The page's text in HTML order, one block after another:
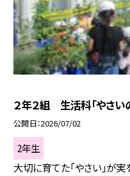
２年２組 生活科「やさい
公開日 2026/07/02
2年生
大切に育てた「やさい」が